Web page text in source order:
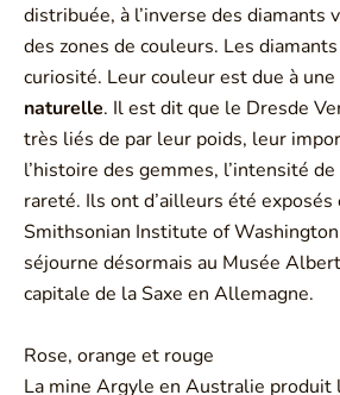
distribuée, à l’inverse des diamants
des zones de couleurs. Les
curiosité. Leur couleur est due à une
naturelle. Il est dit que le Dresde
très liés de par leur poids, leur
l’histoire des gemmes, l’intensité
rareté. Ils ont d’ailleurs été exposés
Smithsonian Institute of
séjourne désormais au Musée
capitale de la Saxe en Allemagne.
Rose, orange et rouge
La mine Argyle en Australie produit